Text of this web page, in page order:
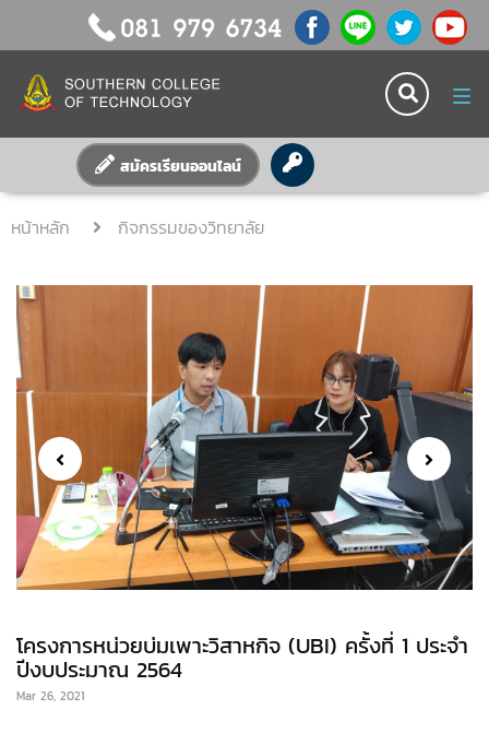
สมัครเรียนออนไลน์
หน้าหลัก กิจกรรมของวิทยาลัย
โครงการหน่วยบ่มเพาะวิสาหกิจ (UBI) ครั้งที่ 1 ประจำ
ปีงบประมาณ 2564
Mar 26, 2021